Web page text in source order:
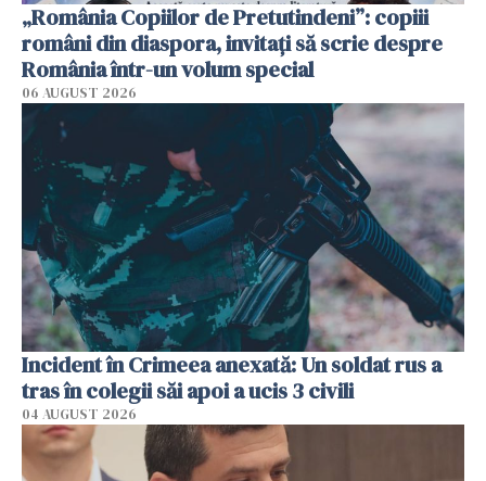
„România Copiilor de Pretutindeni”: copiii
români din diaspora, invitați să scrie despre
România într-un volum special
06 AUGUST 2026
Incident în Crimeea anexată: Un soldat rus a
tras în colegii săi apoi a ucis 3 civili
04 AUGUST 2026